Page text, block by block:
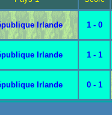
Irlande 1 - 0
Irlande 1 - 1
Irlande 0 - 1